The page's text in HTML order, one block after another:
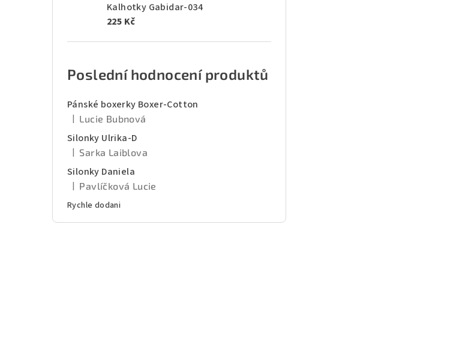
Kalhotky Gabidar-034
225 Kč
Poslední hodnocení produktů
Pánské boxerky Boxer-Cotton
Hodnocení produktu je 5 z 5 hvězdiček.
Lucie Bubnová
Silonky Ulrika-D
Hodnocení produktu je 5 z 5 hvězdiček.
Sarka Laiblova
Silonky Daniela
Hodnocení produktu je 5 z 5 hvězdiček.
Pavlíčková Lucie
Rychle dodani